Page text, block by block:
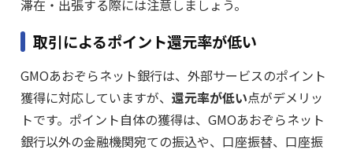
滞在・出張する際には注意しましょう。
取引によるポイント還元率が低い
GMOあおぞらネット銀行は、外部サービスのポイント
獲得に対応していますが、 還元率が低い点がデメリッ
トです。ポイント自体の獲得は、GMOあおぞらネット
銀行以外の金融機関宛ての振込や、口座振替、口座振